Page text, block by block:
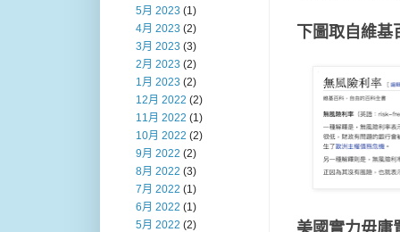
下圖取自維基
美國實力毋庸
5月 2023 (1)
4月 2023 (2)
3月 2023 (3)
2月 2023 (2)
1月 2023 (2)
12月 2022 (2)
11月 2022 (1)
10月 2022 (2)
9月 2022 (2)
8月 2022 (3)
7月 2022 (1)
6月 2022 (1)
5月 2022 (2)